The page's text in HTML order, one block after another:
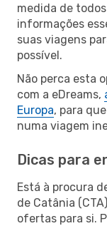
medida de
informações
suas viagens
possível.
Não perca esta
com a eDreams,
Europa, para
numa viagem
Dicas para
Está à procura
de Catânia
ofertas para si.